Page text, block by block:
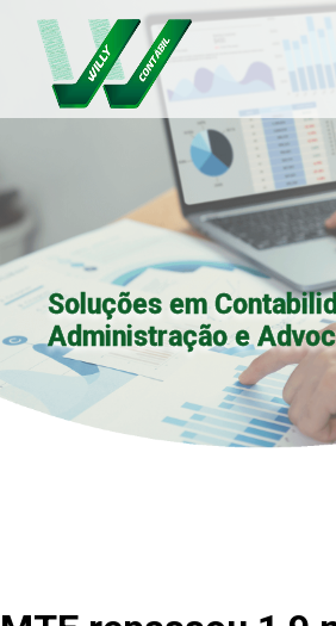
Soluções em
Administração e